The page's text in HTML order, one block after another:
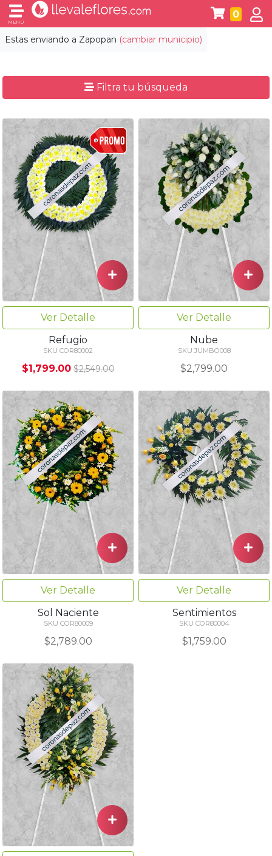
Estas enviando a Zapopan (cambiar municipio)
MENÚ
0
Filtra tu búsqueda
Ver Detalle
Refugio
SKU COR80002
$1,799.00 $2,549.00
Ver Detalle
Nube
SKU JUMBO008
$2,799.00
Ver Detalle
Sol Naciente
SKU COR80009
$2,789.00
Ver Detalle
Sentimientos
SKU COR80004
$1,759.00